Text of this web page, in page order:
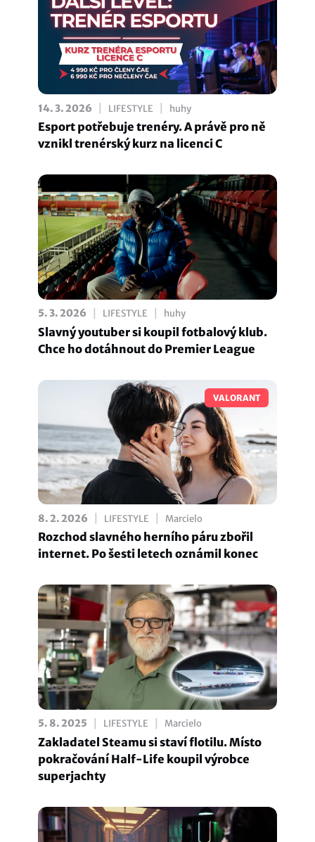
14. 3. 2026 LIFESTYLE huhy
Esport potřebuje trenéry. A právě pro ně
vznikl trenérský kurz na licenci C
5. 3. 2026 LIFESTYLE huhy
Slavný youtuber si koupil fotbalový klub.
Chce ho dotáhnout do Premier League
VALORANT
8. 2. 2026 LIFESTYLE Marcielo
Rozchod slavného herního páru zbořil
internet. Po šesti letech oznámil konec
5. 8. 2025 LIFESTYLE Marcielo
Zakladatel Steamu si staví flotilu. Místo
pokračování Half-Life koupil výrobce
superjachty